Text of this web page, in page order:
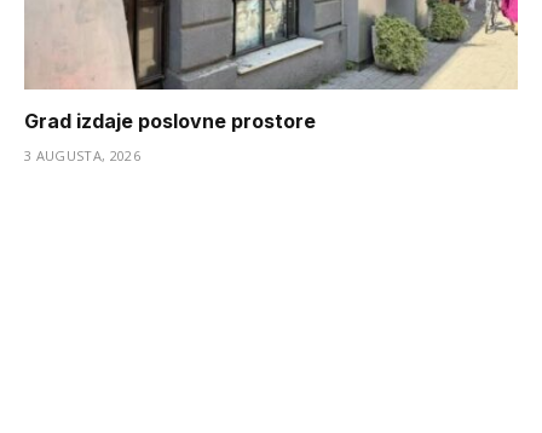
Grad izdaje poslovne prostore
3 AUGUSTA, 2026